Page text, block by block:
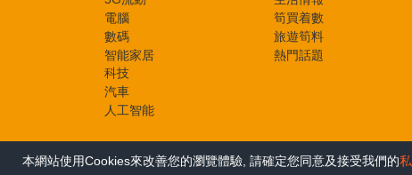
本網站使用Cookies來改善您的瀏覽體驗, 請確定您同意及接受我們的
電腦
數碼
智能家居
科技
汽車
人工智能
筍買着數
旅遊筍料
熱門話題